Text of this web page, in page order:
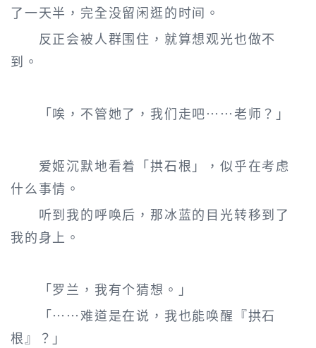
了一天半，完全没留闲逛的时间。
反正会被人群围住，就算想观光也做不
到。
「唉，不管她了，我们走吧……老师？」
爱姬沉默地看着「拱石根」，似乎在考虑
什么事情。
听到我的呼唤后，那冰蓝的目光转移到了
我的身上。
「罗兰，我有个猜想。」
「……难道是在说，我也能唤醒『拱石
根』？」